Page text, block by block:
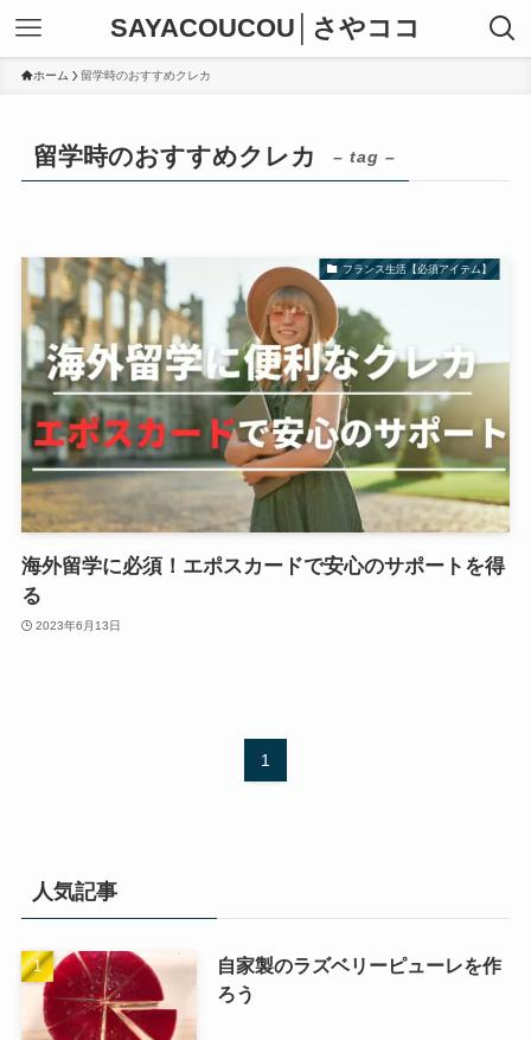
SAYACOUCOU│さやココ
ホーム 留学時のおすすめクレカ
留学時のおすすめクレカ – tag –
フランス生活【必須アイテム】
海外留学に必須！エポスカードで安心のサポートを得
る
2023年6月13日
1
人気記事
自家製のラズベリーピューレを作
ろう